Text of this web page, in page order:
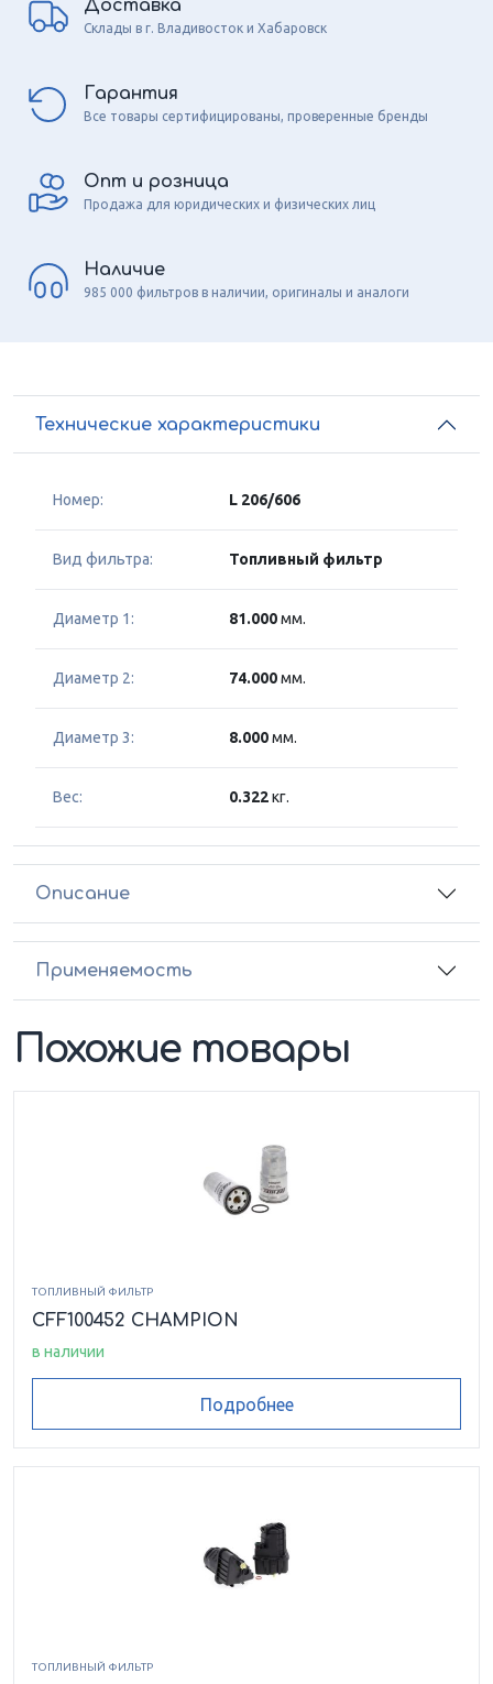
Доставка
Склады в г. Владивосток и Хабаровск
Гарантия
Все товары сертифицированы, проверенные бренды
Опт и розница
Продажа для юридических и физических лиц
Наличие
985 000 фильтров в наличии, оригиналы и аналоги
Технические характеристики
Номер: L 206/606
Вид фильтра: Топливный фильтр
Диаметр 1: 81.000мм.
Диаметр 2: 74.000мм.
Диаметр 3: 8.000мм.
Вес: 0.322кг.
Описание
Применяемость
Похожие товары
ТОПЛИВНЫЙ ФИЛЬТР
CFF100452 CHAMPION
в наличии
Подробнее
ТОПЛИВНЫЙ ФИЛЬТР